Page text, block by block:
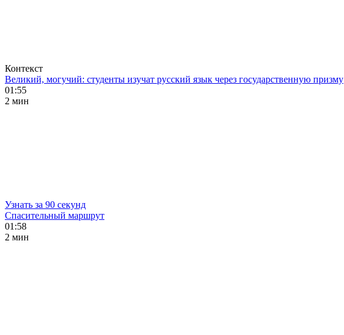
Контекст
Великий, могучий: студенты изучат русский язык через государственную призму
01:55
2 мин
Узнать за 90 секунд
Спасительный маршрут
01:58
2 мин